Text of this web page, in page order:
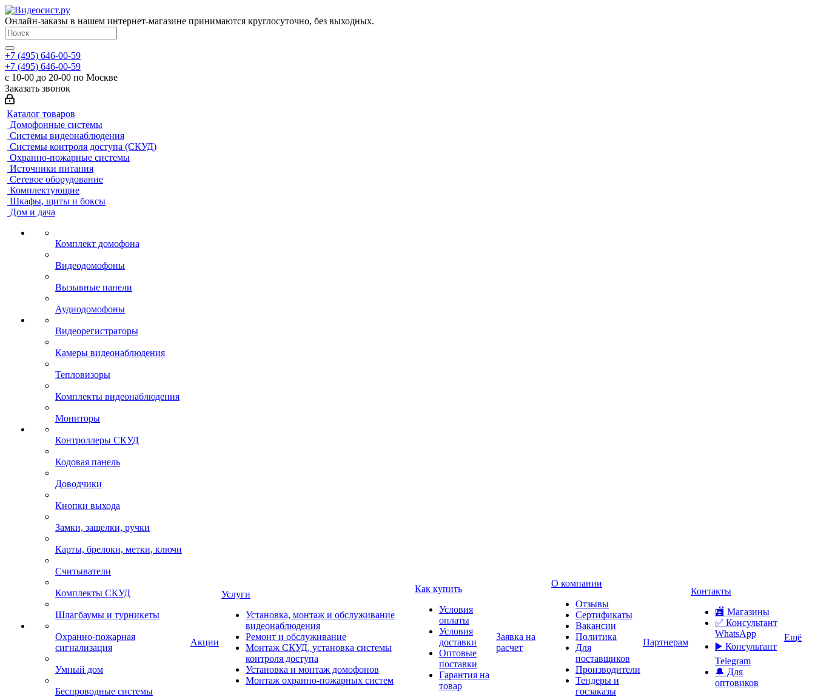
Онлайн-заказы в нашем интернет-магазине принимаются круглосуточно, без выходных.
+7 (495) 646-00-59
+7 (495) 646-00-59
с 10-00 до 20-00 по Москве
Заказать звонок
Каталог товаров
Домофонные системы
Системы видеонаблюдения
Системы контроля доступа (СКУД)
Охранно-пожарные системы
Источники питания
Сетевое оборудование
Комплектующие
Шкафы, щиты и боксы
Дом и дача
Комплект домофона
Видеодомофоны
Вызывные панели
Аудиодомофоны
Видеорегистраторы
Камеры видеонаблюдения
Тепловизоры
Комплекты видеонаблюдения
Мониторы
Контроллеры СКУД
Кодовая панель
Доводчики
Кнопки выхода
Замки, защелки, ручки
Карты, брелоки, метки, ключи
Считыватели
Комплекты СКУД
Шлагбаумы и турникеты
Охранно-пожарная
сигнализация
Умный дом
Беспроводные системы
Акции
Услуги
Установка, монтаж и обслуживание
видеонаблюдения
Ремонт и обслуживание
Монтаж СКУД, установка системы
контроля доступа
Установка и монтаж домофонов
Монтаж охранно-пожарных систем
Как купить
Условия
оплаты
Условия
доставки
Оптовые
поставки
Гарантия на
товар
Заявка на
расчет
О компании
Отзывы
Сертификаты
Вакансии
Политика
Для
поставщиков
Производители
Тендеры и
госзаказы
Партнерам
Контакты
🏬 Магазины
✅️ Консультант
WhatsApp
▶️ Консультант
Telegram
🔔 Для
оптовиков
Ещё